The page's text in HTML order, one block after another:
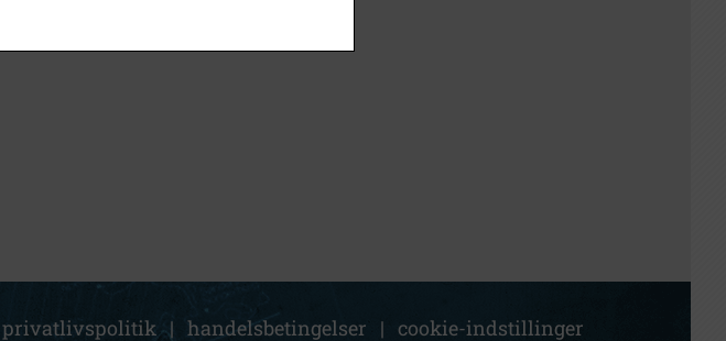
privatlivspolitik | handelsbetingelser | cookie-indstillinger